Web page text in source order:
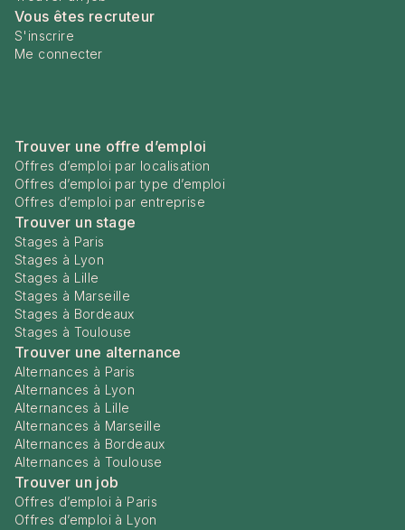
Vous êtes recruteur
S'inscrire
Me connecter
Trouver une offre d’emploi
Offres d’emploi par localisation
Offres d’emploi par type d’emploi
Offres d’emploi par entreprise
Trouver un stage
Stages à Paris
Stages à Lyon
Stages à Lille
Stages à Marseille
Stages à Bordeaux
Stages à Toulouse
Trouver une alternance
Alternances à Paris
Alternances à Lyon
Alternances à Lille
Alternances à Marseille
Alternances à Bordeaux
Alternances à Toulouse
Trouver un job
Offres d’emploi à Paris
Offres d’emploi à Lyon